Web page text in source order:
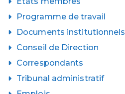
Programme de travail
Documents institutionnels
Conseil de Direction
Correspondants
Tribunal administratif